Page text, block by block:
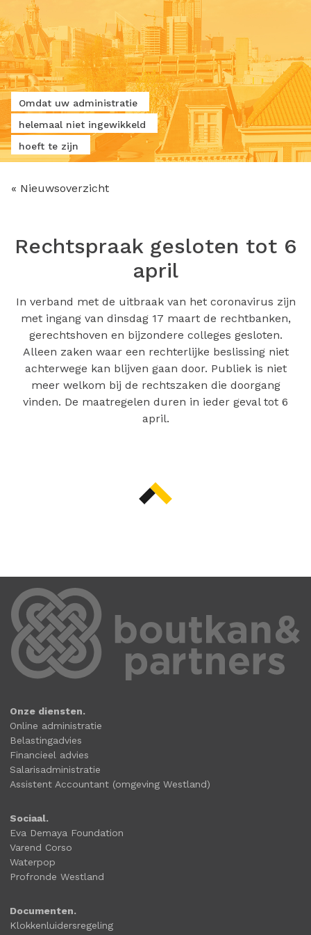
Omdat uw administratie
helemaal niet ingewikkeld
hoeft te zijn
« Nieuwsoverzicht
Rechtspraak gesloten tot 6
april
In verband met de uitbraak van het coronavirus zijn
met ingang van dinsdag 17 maart de rechtbanken,
gerechtshoven en bijzondere colleges gesloten.
Alleen zaken waar een rechterlijke beslissing niet
achterwege kan blijven gaan door. Publiek is niet
meer welkom bij de rechtszaken die doorgang
vinden. De maatregelen duren in ieder geval tot 6
april.
Onze diensten.
Online administratie
Belastingadvies
Financieel advies
Salarisadministratie
Assistent Accountant (omgeving Westland)
Sociaal.
Eva Demaya Foundation
Varend Corso
Waterpop
Profronde Westland
Documenten.
Klokkenluidersregeling